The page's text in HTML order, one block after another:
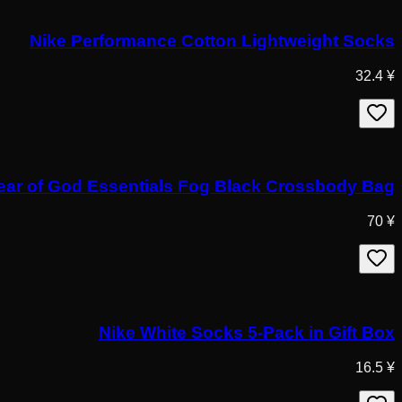
Nike Performance Cotton Lightweight Socks
¥ 32.4
of God Essentials Fog Black Crossbody Bag
¥ 70
Nike White Socks 5-Pack in Gift Box
¥ 16.5